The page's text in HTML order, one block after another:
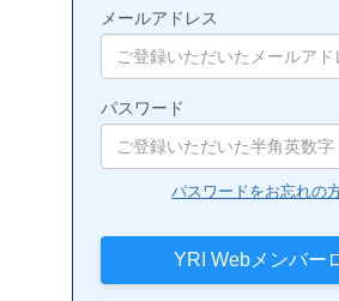
メールアドレス
パスワード
パスワードをお忘れの